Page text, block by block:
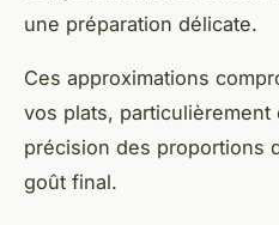
une préparation délicate.
Ces approximations
vos plats, particulièrement
précision des proportions
goût final.